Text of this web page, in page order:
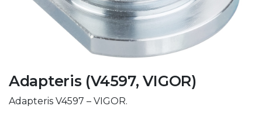
Adapteris (V4597, VIGOR)
Adapteris V4597 – VIGOR.